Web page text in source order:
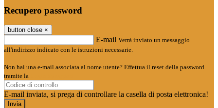
Recupero password
button close ×
E-mail Verrà inviato un messaggio
all'indirizzo indicato con le istruzioni necessarie.
Non hai una e-mail associata al nome utente? Effettua il reset della password
tramite la
E-mail inviata, si prega di controllare la casella di posta elettronica!